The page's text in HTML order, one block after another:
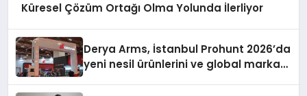
Küresel Çözüm Ortağı Olma Yolunda İlerliyor
Derya Arms, İstanbul Prohunt 2026’da
yeni nesil ürünlerini ve global marka